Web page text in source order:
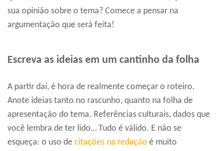
sua opinião sobre o tema? Comece a pensar na
argumentação que será feita!
Escreva as ideias em um cantinho da folha
A partir daí, é hora de realmente começar o roteiro.
Anote ideias tanto no rascunho, quanto na folha de
apresentação do tema. Referências culturais, dados que
você lembra de ter lido… Tudo é válido. E não se
esqueça: o uso de citações na redação é muito